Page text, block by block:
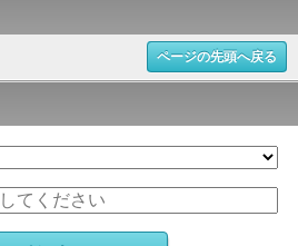
ページの先頭へ戻る